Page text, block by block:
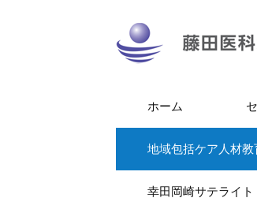
ホーム
地域包括ケア人材
幸田岡崎サテライト